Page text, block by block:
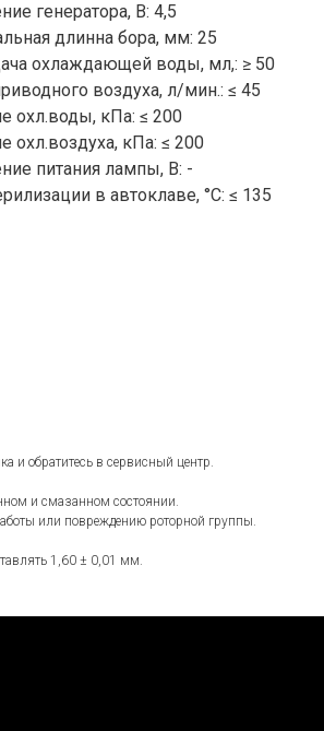
генератора, В: 4,5
длинна бора, мм: 25
охлаждающей воды, мл,: ≥ 50
воздуха, л/мин.: ≤ 45
охл.воды, кПа: ≤ 200
охл.воздуха, кПа: ≤ 200
питания лампы, В: -
в автоклаве, °C: ≤ 135
и обратитесь в сервисный центр.
и смазанном состоянии.
или повреждению роторной группы.
1,60 ± 0,01 мм.